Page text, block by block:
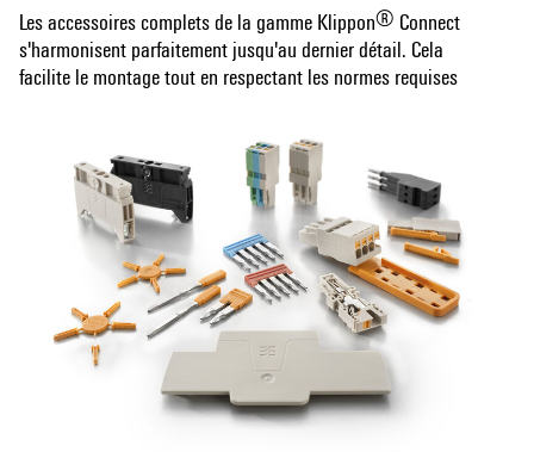
Les accessoires complets de la gamme Klippon® Connect
s'harmonisent parfaitement jusqu'au dernier détail. Cela
facilite le montage tout en respectant les normes requises